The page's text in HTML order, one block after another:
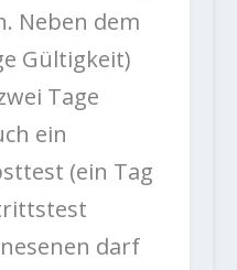
Neben dem
Gültigkeit)
Tage
ein
(ein Tag
darf